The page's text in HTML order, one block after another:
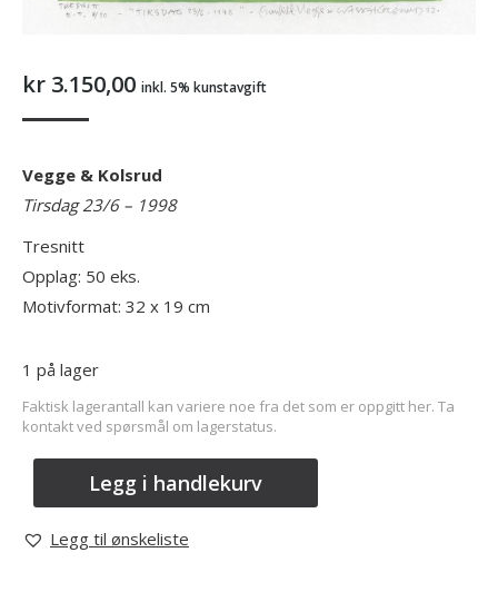
kr 3.150,00 inkl. 5% kunstavgift
Vegge & Kolsrud
Tirsdag 23/6 – 1998
Tresnitt
Opplag: 50 eks.
Motivformat: 32 x 19 cm
1 på lager
Faktisk lagerantall kan variere noe fra det som er oppgitt her. Ta
kontakt ved spørsmål om lagerstatus.
Legg i handlekurv
Legg til ønskeliste